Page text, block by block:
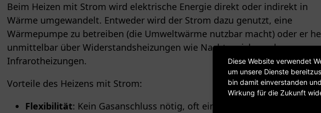
Beim Heizen mit Strom wird elektrische Energie direkt oder indirekt in
Wärme umgewandelt. Entweder wird der Strom dazu genutzt, eine
Wärmepumpe zu betreiben (die Umweltwärme nutzbar macht) oder er
unmittelbar über Widerstandsheizungen wie Nachtspeicher oder
Infrarotheizungen.
Vorteile des Heizens mit Strom:
Flexibilität: Kein Gasanschluss nötig, oft einfacher Einbau möglich.
Diese Website verwendet
um unsere Dienste
bin damit einverstanden
Wirkung für die Zukunft